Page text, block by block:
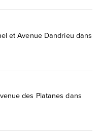
et Avenue Dandrieu dans
des Platanes dans